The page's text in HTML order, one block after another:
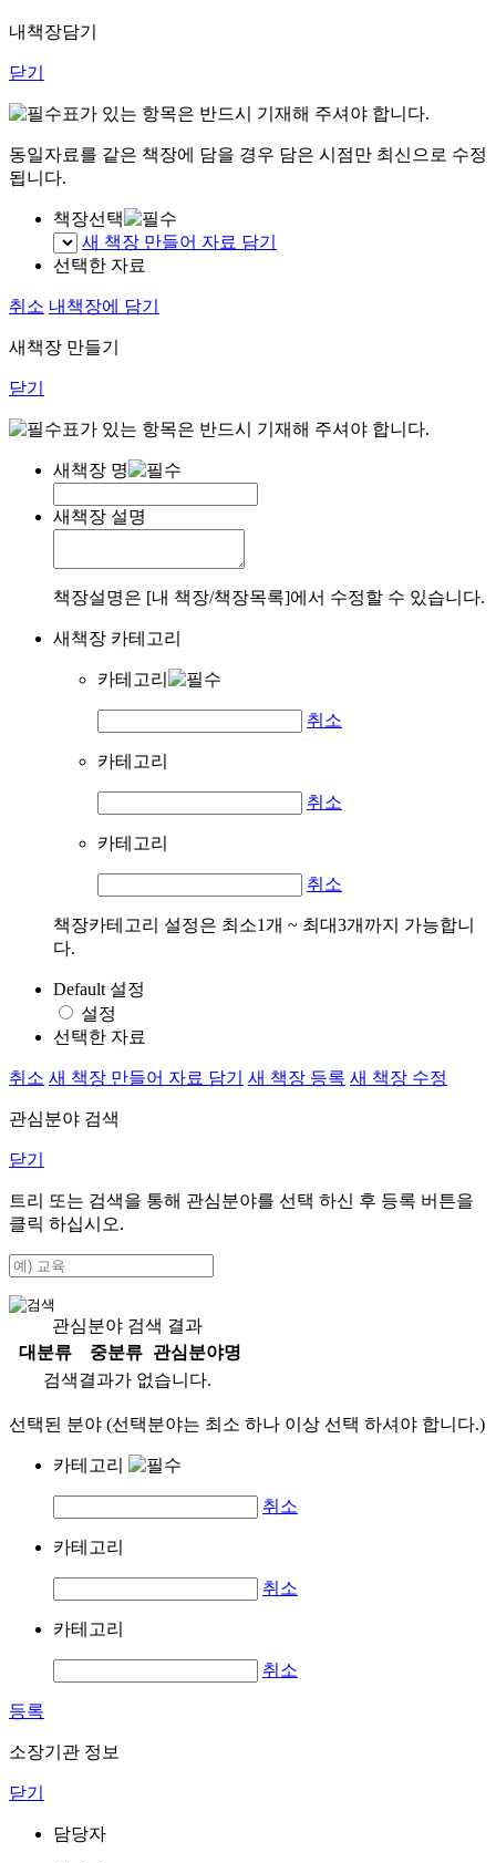
내책장담기
닫기
표가 있는 항목은 반드시 기재해 주셔야 합니다.
동일자료를 같은 책장에 담을 경우 담은 시점만 최신으로 수정
됩니다.
책장선택
새 책장 만들어 자료 담기
선택한 자료
취소 내책장에 담기
새책장 만들기
닫기
표가 있는 항목은 반드시 기재해 주셔야 합니다.
새책장 명
새책장 설명
책장설명은 [내 책장/책장목록]에서 수정할 수 있습니다.
새책장 카테고리
카테고리
취소
카테고리
취소
카테고리
취소
책장카테고리 설정은 최소1개 ~ 최대3개까지 가능합니
다.
Default 설정
설정
선택한 자료
취소 새 책장 만들어 자료 담기 새 책장 등록 새 책장 수정
관심분야 검색
닫기
트리 또는 검색을 통해 관심분야를 선택 하신 후 등록 버튼을
클릭 하십시오.
관심분야 검색 결과
대분류
중분류
관심분야명
검색결과가 없습니다.
선택된 분야 (선택분야는 최소 하나 이상 선택 하셔야 합니다.)
카테고리
취소
카테고리
취소
카테고리
취소
등록
소장기관 정보
닫기
담당자